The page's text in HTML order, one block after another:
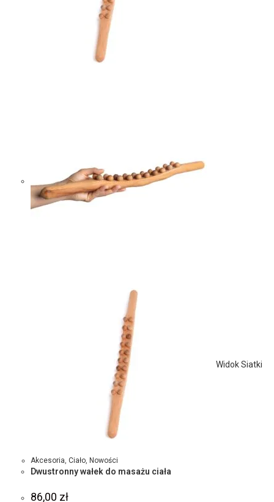
Widok Siatki
Akcesoria, Ciało, Nowości
Dwustronny wałek do masażu ciała
86,00 zł